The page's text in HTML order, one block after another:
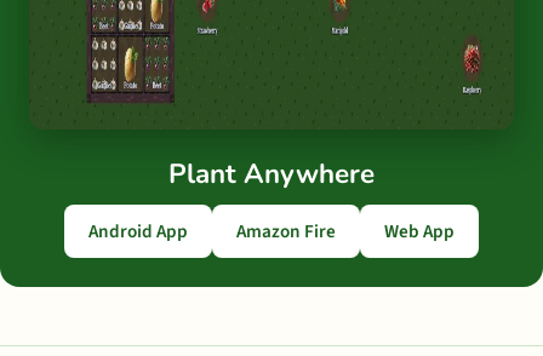
Plant Anywhere
Android App Amazon Fire Web App